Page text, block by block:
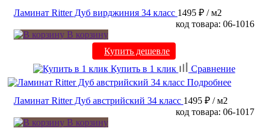
Ламинат Ritter Дуб вирджиния 34 класс 1495 ₽ / м2
код товара: 06-1016
В корзину
Купить дешевле
Купить в 1 клик
Сравнение
Подробнее
Ламинат Ritter Дуб австрийский 34 класс 1495 ₽ / м2
код товара: 06-1017
В корзину